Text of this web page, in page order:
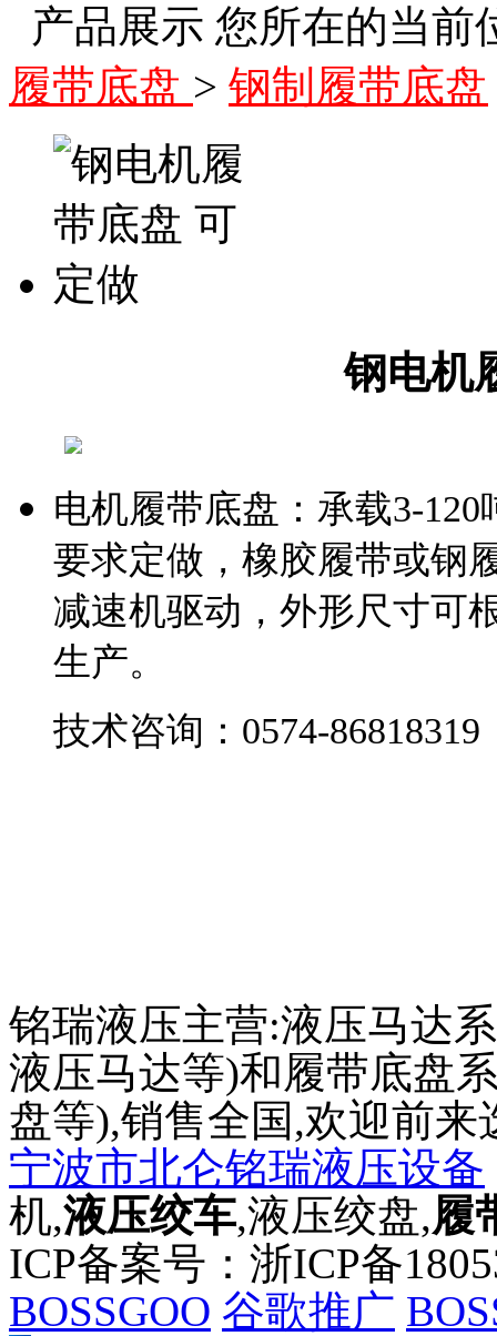
产品展示 您所在的当前
履带底盘 > 钢制履带底盘
钢电机
电机履带底盘：承载3-120
要求定做，橡胶履带或钢
减速机驱动，外形尺寸可
生产。
技术咨询： 0574-86818319
铭瑞液压主营:液压马达
液压马达等)和履带底盘
盘等),销售全国,欢迎前来
宁波市北仑铭瑞液压设备
机,液压绞车,液压绞盘,履
ICP备案号：浙ICP备
BOSSGOO 谷歌推广